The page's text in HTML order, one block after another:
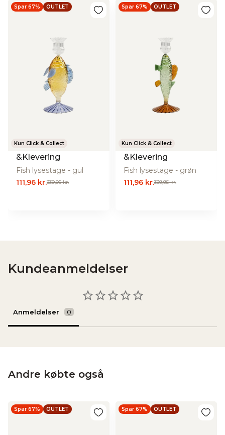
Spar 67% OUTLET
Kun Click & Collect
&Klevering
Fish lysestage - gul
111,96 kr.339,95 kr.
Spar 67% OUTLET
Kun Click & Collect
&Klevering
Fish lysestage - grøn
111,96 kr.339,95 kr.
Kundeanmeldelser
Anmeldelser
Andre købte også
Spar 67% OUTLET Spar 67% OUTLET